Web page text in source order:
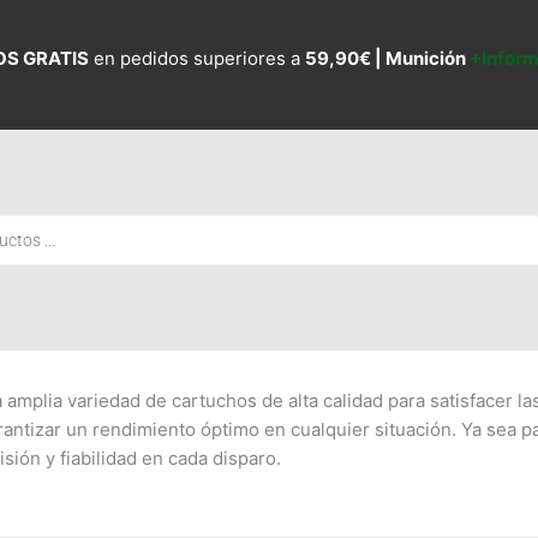
GRATIS en pedidos superiores a 59,90€ | Munición
amplia variedad de cartuchos de alta calidad para satisfacer
un rendimiento óptimo en cualquier situación. Ya sea
y fiabilidad en cada disparo.